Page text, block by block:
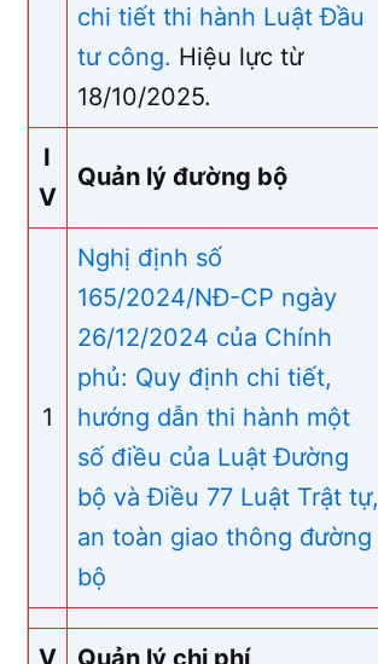
chi tiết thi hành Luật Đầu
tư công. Hiệu lực từ
18/10/2025.
I
V
Quản lý đường bộ
1
Nghị định số
165/2024/NĐ-CP ngày
26/12/2024 của Chính
phủ: Quy định chi tiết,
hướng dẫn thi hành một
số điều của Luật Đường
bộ và Điều 77 Luật Trật tự,
an toàn giao thông đường
bộ
V Quản lý chi phí